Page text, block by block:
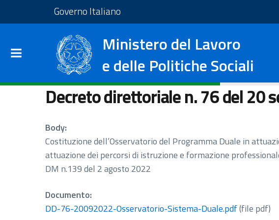
Salta al contenuto principale
Governo Italiano Vai al sito del Governo Italiano - Apre
Ministero del Lavoro
e delle Politiche Sociali
Decreto direttoriale n. 76 del 20
Body:
Costituzione dell’Osservatorio del Programma Duale in
attuazione dei percorsi di istruzione e formazione
DM n.139 del 2 agosto 2022
Documento:
DD-76-20092022-Osservatorio-Sistema-Duale.pdf(file pdf)